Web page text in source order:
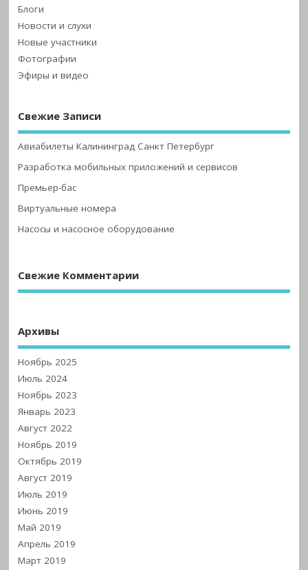
Блоги
Новости и слухи
Новые участники
Фотографии
Эфиры и видео
Свежие Записи
Авиабилеты Калининград Санкт Петербург
Разработка мобильных приложений и сервисов
Премьер-бас
Виртуальные номера
Насосы и насосное оборудование
Свежие Комментарии
Архивы
Ноябрь 2025
Июль 2024
Ноябрь 2023
Январь 2023
Август 2022
Ноябрь 2019
Октябрь 2019
Август 2019
Июль 2019
Июнь 2019
Май 2019
Апрель 2019
Март 2019